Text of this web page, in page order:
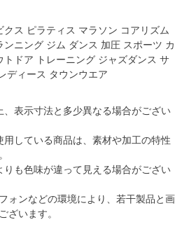
ス ピラティス マラソン コアリズム
ニング ジム ダンス 加圧 スポーツ カ
ドア トレーニング ジャズダンス サ
ディース タウンウエア
表示寸法と多少異なる場合がござい
している商品は、素材や加工の特性
も色味が違って見える場合がござい
ォンなどの環境により、若干製品と画
ざいます。